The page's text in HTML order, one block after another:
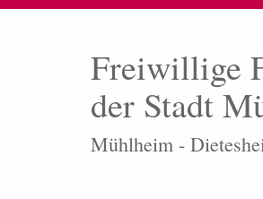
Freiwillige
der Stadt
Mühlheim -